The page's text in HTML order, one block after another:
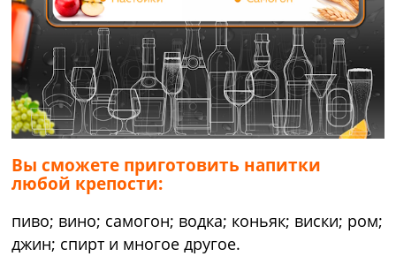
Вы сможете приготовить напитки
любой крепости:
пиво; вино; самогон; водка; коньяк; виски; ром;
джин; спирт и многое другое.